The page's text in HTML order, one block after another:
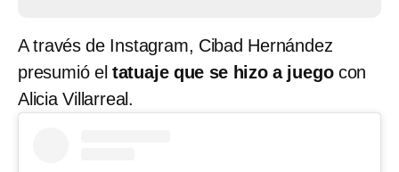
A través de Instagram, Cibad Hernández
presumió el tatuaje que se hizo a juegocon
Alicia Villarreal.